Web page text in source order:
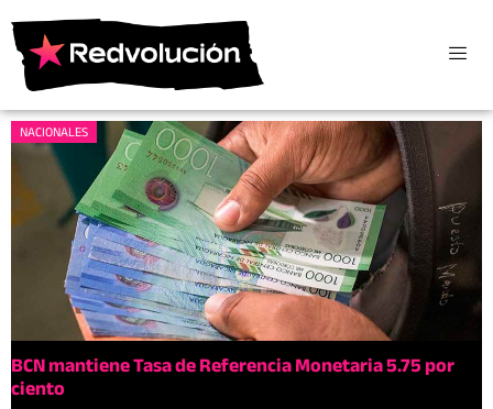
NACIONALES
BCN mantiene Tasa de Referencia Monetaria 5.75 por
ciento